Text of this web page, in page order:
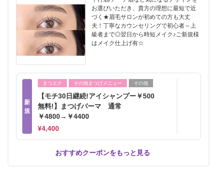
お選びいただき、貴方の理想に最短で近
づく★眉毛サロンが初めての方も大丈
夫！丁寧なカウンセリングで初心者～上
級者まで◎翌日から時短メイク♪ご新規様
はメイク仕上げ有☆
新
規
まつエク その他まつげメニュー その他
【モチ30日継続!アイシャンプー￥500
無料!】まつげパーマ 通常
￥4800→￥4400
¥4,400
おすすめクーポンをもっと見る